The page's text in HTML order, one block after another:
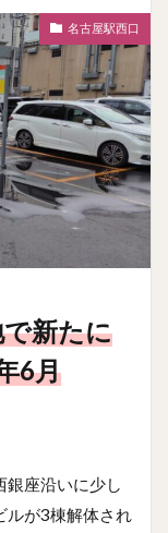
名古屋駅西口
新たに
6月
座沿いに少し
ルが3棟解体され